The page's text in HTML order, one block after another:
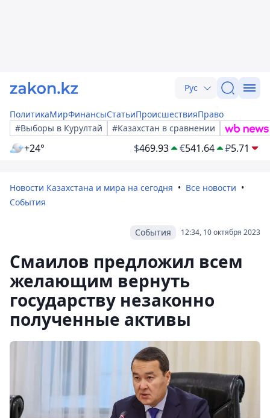
Рус
ПолитикаМирФинансыСтатьиПроисшествияПраво
#Выборы в Курултай
#Казахстан в сравнении
+24° $469.93 €541.64 ₽5.71
Новости Казахстана и мира на сегодня
Все новости
События
12:34, 10 октября 2023
События
Смаилов предложил всем
желающим вернуть
государству незаконно
полученные активы